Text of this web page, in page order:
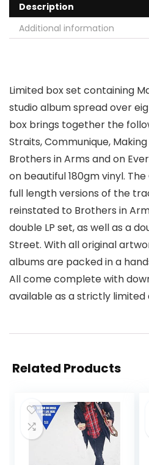
Description
Additional information
Limited box set containing
studio album spread over
box brings together the
Straits, Communique,
Brothers in Arms and on
on beautiful 180gm vinyl.
full length versions of the
reinstated to Brothers in
double LP set, as well as a
Street. With all original
albums are packed in a
All come complete with
available as a strictly limited
Related Products